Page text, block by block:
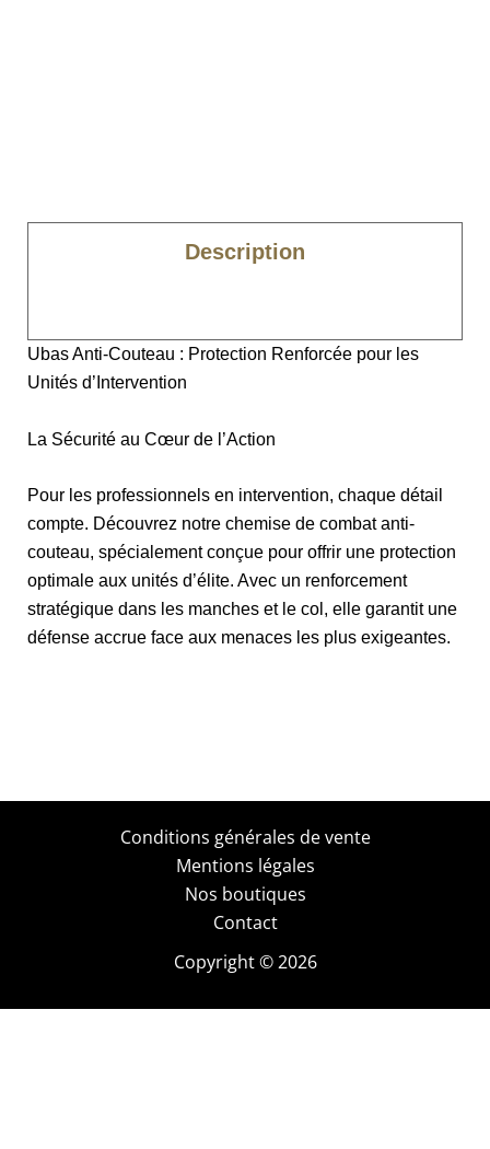
Description
Ubas Anti-Couteau : Protection Renforcée pour les
Unités d’Intervention
La Sécurité au Cœur de l’Action
Pour les professionnels en intervention, chaque détail
compte. Découvrez notre chemise de combat anti-
couteau, spécialement conçue pour offrir une protection
optimale aux unités d’élite. Avec un renforcement
stratégique dans les manches et le col, elle garantit une
défense accrue face aux menaces les plus exigeantes.
Conditions générales de vente
Mentions légales
Nos boutiques
Contact
Copyright © 2026